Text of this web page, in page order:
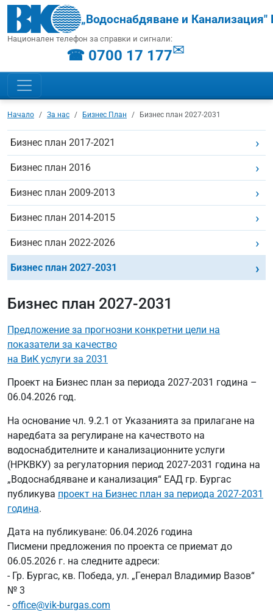
„Водоснабдяване и Канализация"
Национален телефон за справки и сигнали:
☎ 0700 17 177✉
Начало За нас Бизнес План Бизнес план 2027-2031
Бизнес план 2017-2021
Бизнес план 2016
Бизнес план 2009-2013
Бизнес план 2014-2015
Бизнес план 2022-2026
Бизнес план 2027-2031
Бизнес план 2027-2031
Предложение за прогнозни конкретни цели на
показатели за качество
на ВиК услуги за 2031
Проект на Бизнес план за периода 2027-2031 година –
06.04.2026 год.
На основание чл. 9.2.1 от Указанията за прилагане на
наредбата за регулиране на качеството на
водоснабдителните и канализационните услуги
(НРКВКУ) за регулаторния период 2027-2031 година на
„Водоснабдяване и канализация“ ЕАД гр. Бургас
публикува проект на Бизнес план за периода 2027-2031
година.
Дата на публикуване: 06.04.2026 година
Писмени предложения по проекта се приемат до
06.05.2026 г. на следните адреси:
- Гр. Бургас, кв. Победа, ул. „Генерал Владимир Вазов“
№ 3
-office@vik-burgas.com